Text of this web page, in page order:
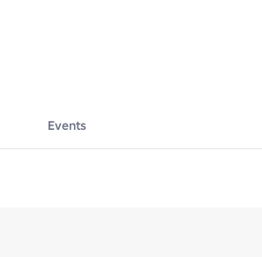
Events